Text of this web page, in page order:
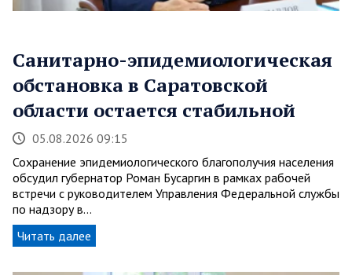
Санитарно-эпидемиологическая
обстановка в Саратовской
области остается стабильной
05.08.2026 09:15
Сохранение эпидемиологического благополучия населения
обсудил губернатор Роман Бусаргин в рамках рабочей
встречи с руководителем Управления Федеральной службы
по надзору в…
Читать далее